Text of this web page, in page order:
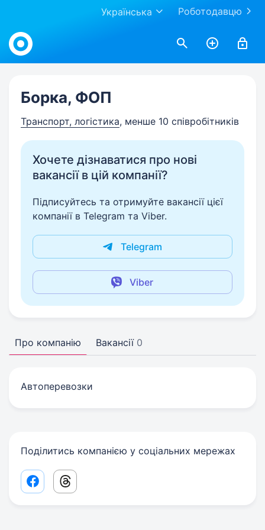
Роботодавцю
Українська
Work.ua
Борка, ФОП
Транспорт, логістика, менше 10 співробітників
Хочете дізнаватися про нові
вакансії в цій компанії?
Підписуйтесь та отримуйте вакансії цієї
компанії в Telegram та Viber.
Telegram
Viber
Про компанію Вакансії 0
Автоперевозки
Поділитись компанією у соціальних мережах
Facebook share link
Threads share link